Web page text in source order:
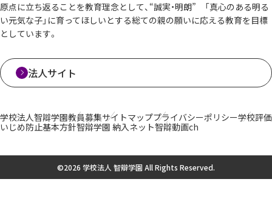
原点に立ち返ることを教育理念として、“誠実・明朗” 「真心のある明る
い元気な子」に育ってほしいとする総ての親の願いに応える教育を目標
としています。
法人サイト
学校法人智辯学園教員募集サイトマッププライバシーポリシー学校評価
いじめ防止基本方針智辯学園 納入ネット智辯動画ch
©2026 学校法人 智辯学園 All Rights Reserved.